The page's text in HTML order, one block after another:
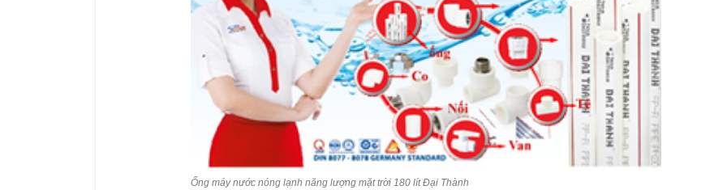
Ống máy nước nóng lạnh năng lượng mặt trời 180 lít Đại Thành